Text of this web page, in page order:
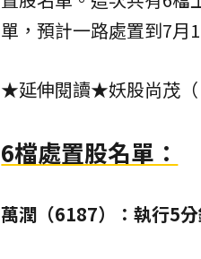
單，預計一路處置到7月
★延伸閱讀★妖股尚茂
6檔處置股名單：
萬潤（6187）：執行5